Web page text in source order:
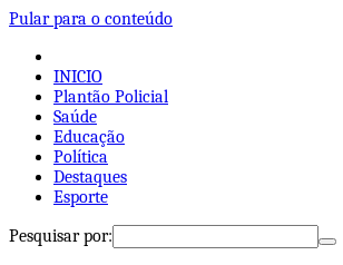
Pular para o conteúdo
INICIO
Plantão Policial
Saúde
Educação
Política
Destaques
Esporte
Pesquisar por: